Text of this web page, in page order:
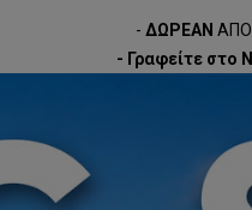
- ΔΩΡΕΑΝ
- Γραφείτε στο